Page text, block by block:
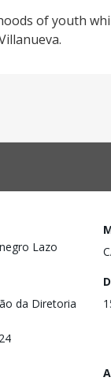
of youth
Lazo
da Diretoria